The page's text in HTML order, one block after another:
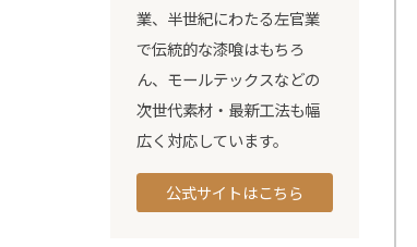
業、半世紀にわたる左官業
で伝統的な漆喰はもちろ
ん、モールテックスなどの
次世代素材・最新工法も幅
広く対応しています。
公式サイトはこちら